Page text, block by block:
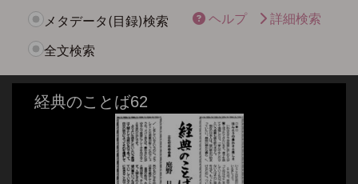
ト
ュ
メタデータ(目録)検索
全文検索
ヘルプ 詳細検索